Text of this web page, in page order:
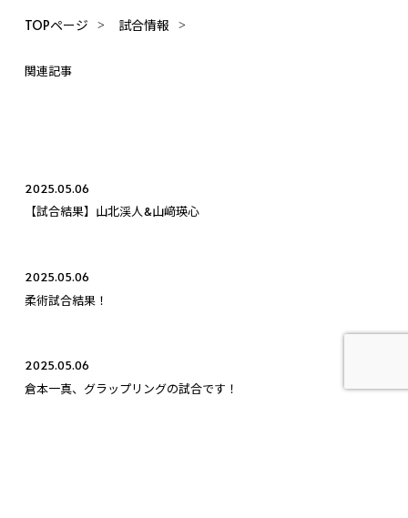
TOPページ 試合情報
関連記事
2025.05.06
【試合結果】山北渓人&山﨑瑛心
2025.05.06
柔術試合結果！
2025.05.06
倉本一真、グラップリングの試合です！